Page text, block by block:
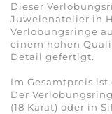
Dieser
Juwelenatelier in
Verlobungsringe
einem hohen
Detail gefertigt.
Im Gesamtpreis
Der
(18 Karat) oder in